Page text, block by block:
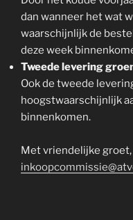
dan wanneer het wat
waarschijnlijk de
deze week
Tweede levering
Ook de tweede
hoogstwaarschijnlijk
binnenkomen.
Met vriendelijke groet,